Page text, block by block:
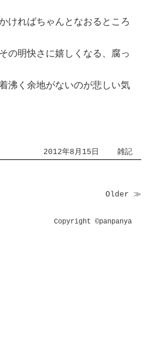
ければちゃんとなおるところ
の明快さに嬉しくなる、腐っ
沸く余地がないのが悲しい気
2012年8月15日 雑記
Older ≫